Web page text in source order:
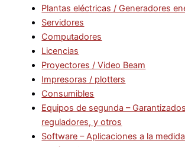
Plantas eléctricas / Generadores
Servidores
Computadores
Licencias
Proyectores / Video Beam
Impresoras / plotters
Consumibles
Equipos de segunda –
reguladores, y otros
Software – Aplicaciones a la medida